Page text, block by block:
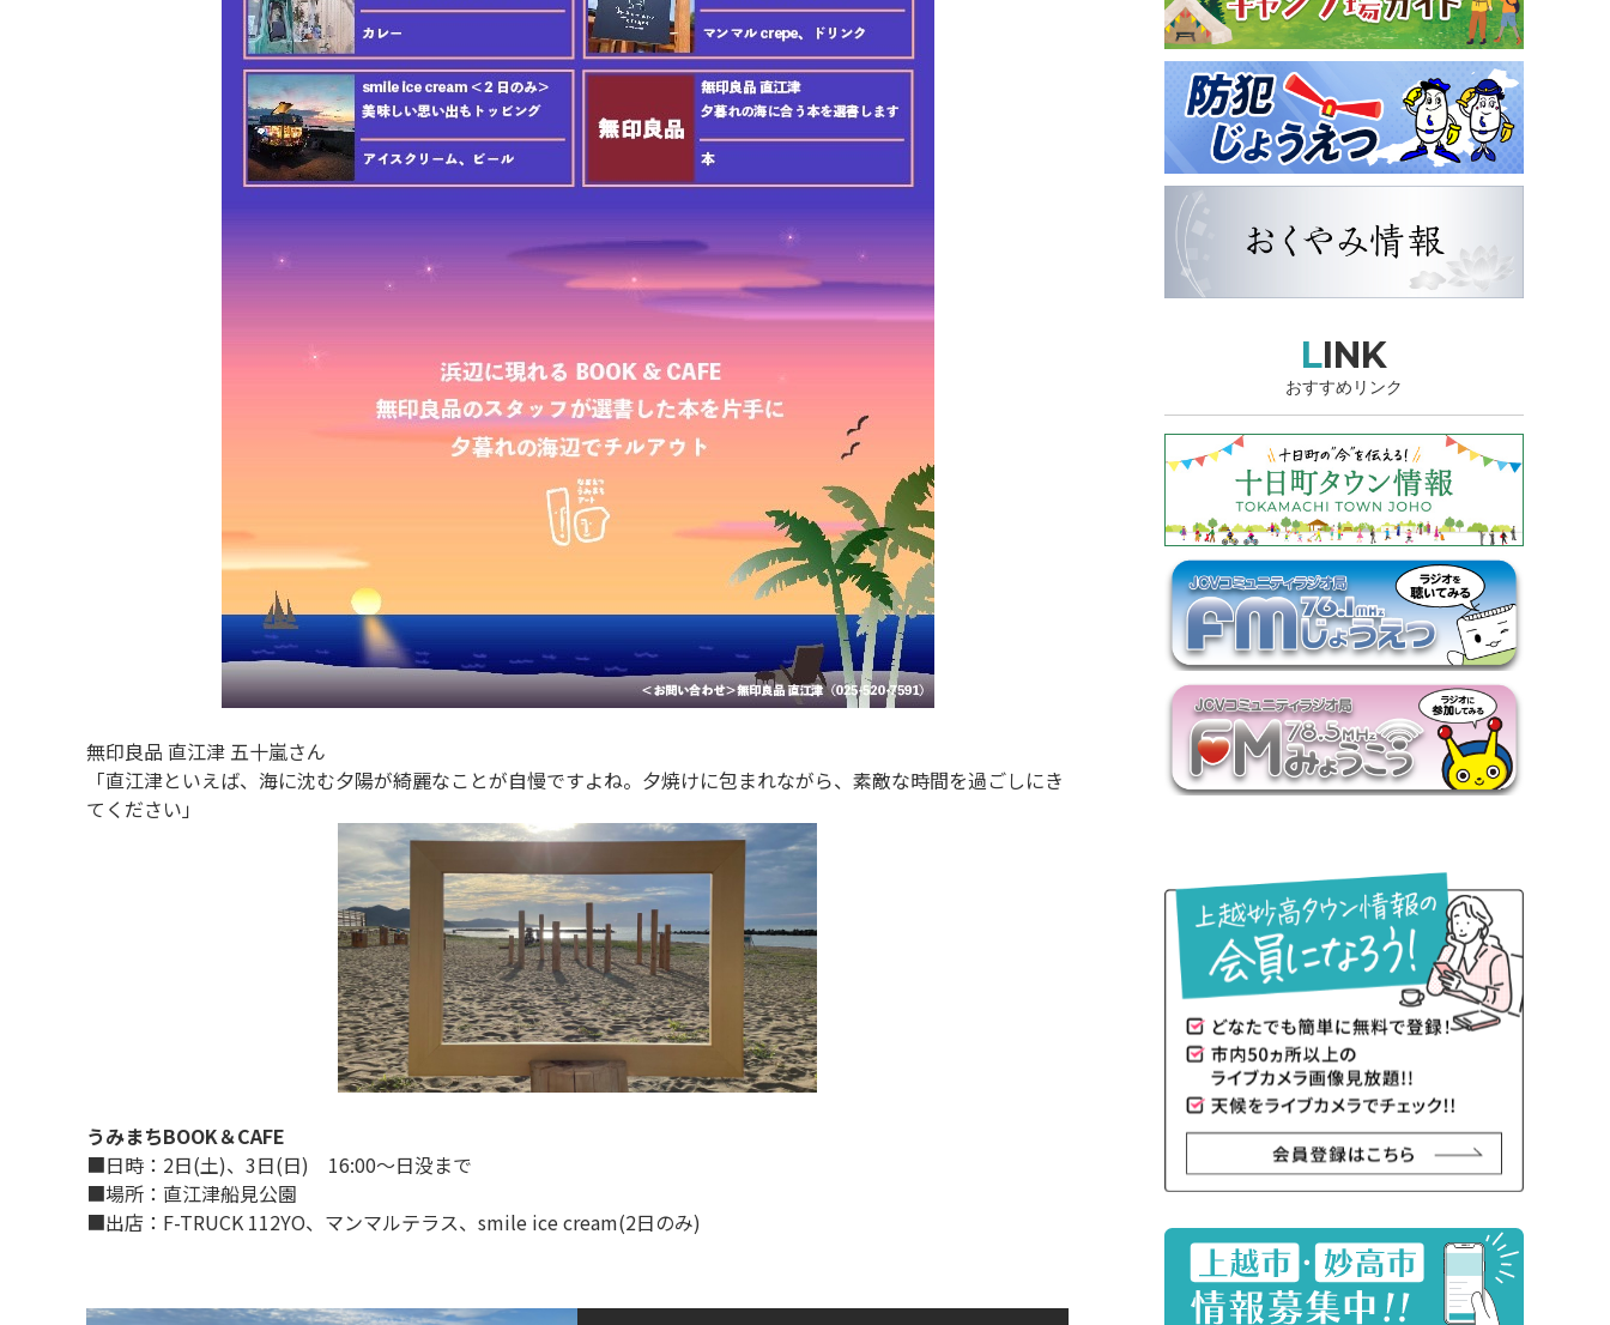
無印良品 直江津 五十嵐さん
「直江津といえば、海に沈む夕陽が綺麗なことが自慢ですよね。夕焼けに包まれながら、素敵な時間を過ごしにき
てください」
うみまちBOOK＆CAFE
■日時：2日(土)、3日(日) 16:00～日没まで
■場所：直江津船見公園
■出店：F-TRUCK 112YO、マンマルテラス、smile ice cream(2日のみ)
LINK
おすすめリンク